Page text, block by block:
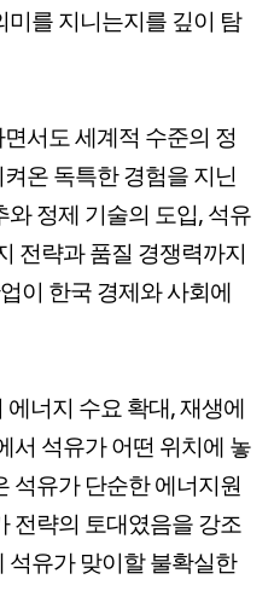
를 지니는지를 깊이 탐
서도 세계적 수준의 정
온 독특한 경험을 지닌
정제 기술의 도입, 석유
전략과 품질 경쟁력까지
이 한국 경제와 사회에
너지 수요 확대, 재생에
서 석유가 어떤 위치에 놓
석유가 단순한 에너지원
전략의 토대였음을 강조
유가 맞이할 불확실한